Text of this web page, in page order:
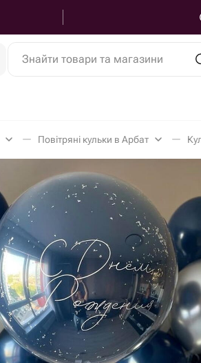
Знайти товари та магазини
Повітряні кульки в Арбат